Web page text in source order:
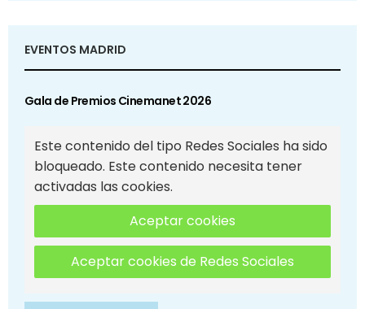
EVENTOS MADRID
Gala de Premios Cinemanet 2026
Este contenido del tipo Redes Sociales ha sido
bloqueado. Este contenido necesita tener
activadas las cookies.
Aceptar cookies
Aceptar cookies de Redes Sociales